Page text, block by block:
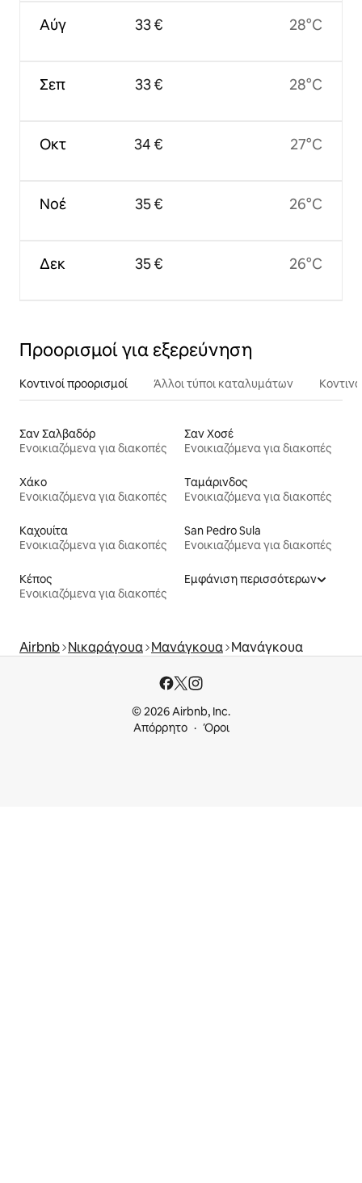
Αύγ
Σεπ
Οκτ
Νοέ
Δεκ
33 €
33 €
34 €
35 €
35 €
28°C
28°C
27°C
26°C
26°C
Προορισμοί για εξερεύνηση
Κοντινοί προορισμοί Άλλοι τύποι καταλυμάτων
Σαν Σαλβαδόρ
Ενοικιαζόμενα για διακοπές
Σαν Χοσέ
Ενοικιαζόμενα για διακοπές
Χάκο
Ενοικιαζόμενα για διακοπές
Ταμάρινδος
Ενοικιαζόμενα για διακοπές
Καχουίτα
Ενοικιαζόμενα για διακοπές
San Pedro Sula
Ενοικιαζόμενα για διακοπές
Κέπος
Ενοικιαζόμενα για διακοπές
Εμφάνιση περισσότερων
Airbnb Νικαράγουα Μανάγκουα Μανάγκουα
© 2026 Airbnb, Inc.
Απόρρητο
Όροι